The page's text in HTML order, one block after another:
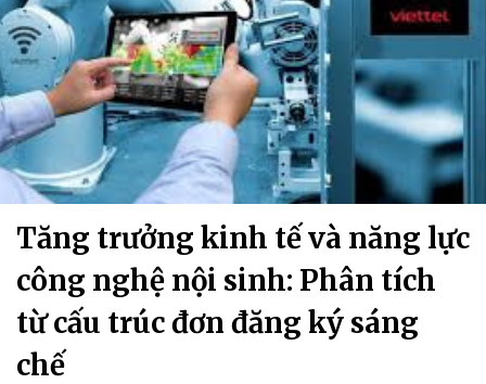
Tăng trưởng kinh tế và năng lực
công nghệ nội sinh: Phân tích
từ cấu trúc đơn đăng ký sáng
chế